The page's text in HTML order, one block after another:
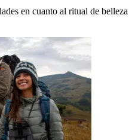
en cuanto al ritual de belleza